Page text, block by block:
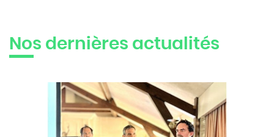
Nos dernières actualités